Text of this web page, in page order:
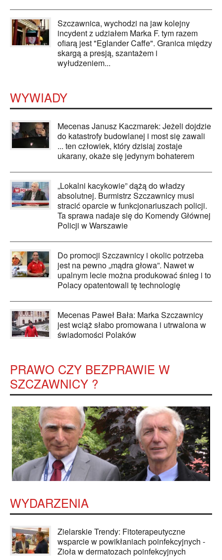
Szczawnica, wychodzi na jaw kolejny
incydent z udziałem Marka F. tym razem
ofiarą jest "Eglander Caffe". Granica między
skargą a presją, szantażem i
wyłudzeniem...
WYWIADY
Mecenas Janusz Kaczmarek: Jeżeli dojdzie
do katastrofy budowlanej i most się zawali
... ten człowiek, który dzisiaj zostaje
ukarany, okaże się jedynym bohaterem
„Lokalni kacykowie” dążą do władzy
absolutnej. Burmistrz Szczawnicy musi
stracić oparcie w funkcjonariuszach policji.
Ta sprawa nadaje się do Komendy Głównej
Policji w Warszawie
Do promocji Szczawnicy i okolic potrzeba
jest na pewno „mądra głowa”. Nawet w
upalnym lecie można produkować śnieg i to
Polacy opatentowali tę technologię
Mecenas Paweł Bała: Marka Szczawnicy
jest wciąż słabo promowana i utrwalona w
świadomości Polaków
PRAWO CZY BEZPRAWIE W
SZCZAWNICY ?
WYDARZENIA
Zielarskie Trendy: Fitoterapeutyczne
wsparcie w powikłaniach poinfekcyjnych -
Zioła w dermatozach poinfekcyjnych